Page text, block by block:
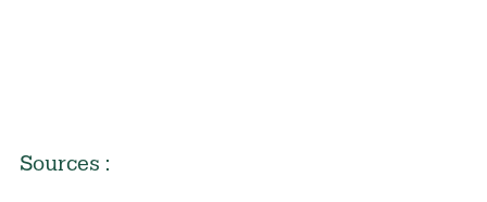
Sources :